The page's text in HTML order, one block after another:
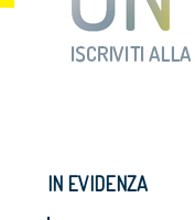
IN EVIDENZA